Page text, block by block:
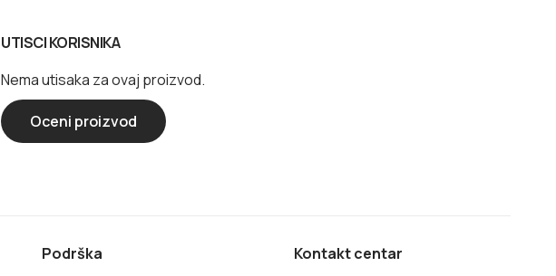
UTISCI KORISNIKA
Nema utisaka za ovaj proizvod.
Oceni proizvod
Podrška Kontakt centar